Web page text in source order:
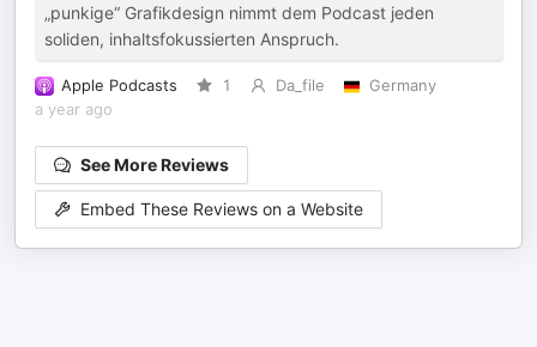
„punkige“ Grafikdesign nimmt dem Podcast jeden
soliden, inhaltsfokussierten Anspruch.
Apple Podcasts 1 Da_file
Germany
a year ago
See More Reviews
Embed These Reviews on a Website